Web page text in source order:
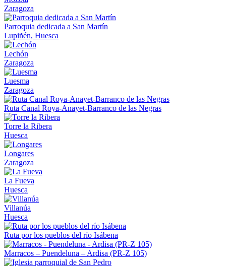
Zaragoza
Parroquia dedicada a San Martín
Lupiñén, Huesca
Lechón
Zaragoza
Luesma
Zaragoza
Ruta Canal Roya-Anayet-Barranco de las Negras
Torre la Ribera
Huesca
Longares
Zaragoza
La Fueva
Huesca
Villanúa
Huesca
Ruta por los pueblos del río Isábena
Marracos – Puendeluna – Ardisa (PR-Z 105)